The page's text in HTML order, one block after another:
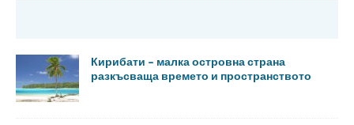
Кирибати – малка островна страна
разкъсваща времето и пространството